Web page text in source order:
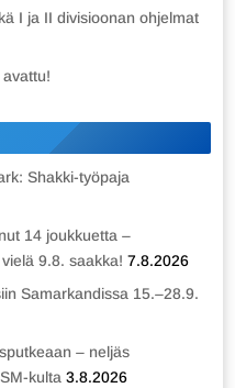
I ja II divisioonan ohjelmat
Shakki-työpaja
14 joukkuetta –
9.8. saakka! 7.8.2026
Samarkandissa 15.–28.9.
– neljäs
kulta 3.8.2026